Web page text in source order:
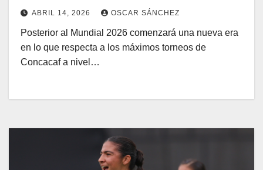
ABRIL 14, 2026 OSCAR SÁNCHEZ
Posterior al Mundial 2026 comenzará una nueva era
en lo que respecta a los máximos torneos de
Concacaf a nivel…